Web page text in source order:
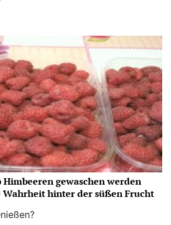
gewaschen werden
hinter der süßen Frucht